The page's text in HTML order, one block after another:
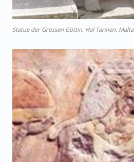
Statue der Grossen Göttin, Hal Tarxien, Malta